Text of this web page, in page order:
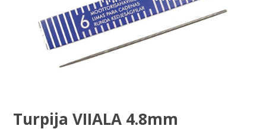
Turpija VIIALA 4.8mm